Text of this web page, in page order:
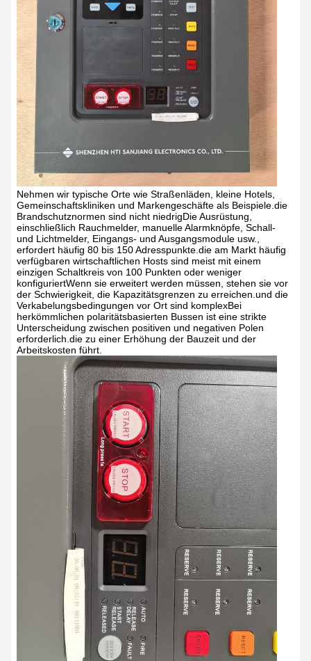
Nehmen wir typische Orte wie Straßenläden, kleine Hotels,
Gemeinschaftskliniken und Markengeschäfte als Beispiele.die
Brandschutznormen sind nicht niedrigDie Ausrüstung,
einschließlich Rauchmelder, manuelle Alarmknöpfe, Schall-
und Lichtmelder, Eingangs- und Ausgangsmodule usw.,
erfordert häufig 80 bis 150 Adresspunkte.die am Markt häufig
verfügbaren wirtschaftlichen Hosts sind meist mit einem
einzigen Schaltkreis von 100 Punkten oder weniger
konfiguriertWenn sie erweitert werden müssen, stehen sie vor
der Schwierigkeit, die Kapazitätsgrenzen zu erreichen.und die
Verkabelungsbedingungen vor Ort sind komplexBei
herkömmlichen polaritätsbasierten Bussen ist eine strikte
Unterscheidung zwischen positiven und negativen Polen
erforderlich.die zu einer Erhöhung der Bauzeit und der
Arbeitskosten führt.